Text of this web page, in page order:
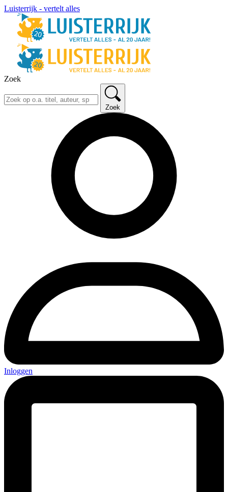
Luisterrijk - vertelt alles
Zoek
Zoek
Inloggen